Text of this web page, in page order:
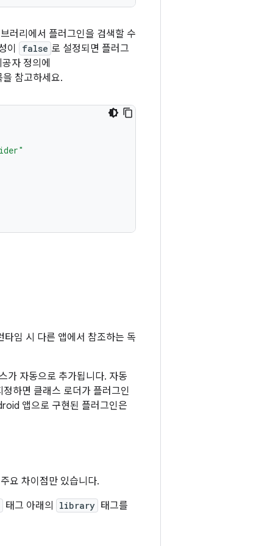
러리에서 플러그인을 검색할 수
이
false 로 설정되면 플러그
자 정의에
참고하세요.
임 시 다른 앱에서 참조하는 독
가 자동으로 추가됩니다. 자동
정하면 클래스 로더가 플러그인
앱으로 구현된 플러그인은
요 차이점만 있습니다.
태그 아래의
library 태그를